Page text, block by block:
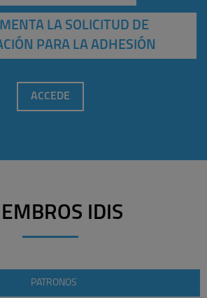
LA SOLICITUD DE
PARA LA ADHESIÓN
ACCEDE
IDIS
PATRONOS